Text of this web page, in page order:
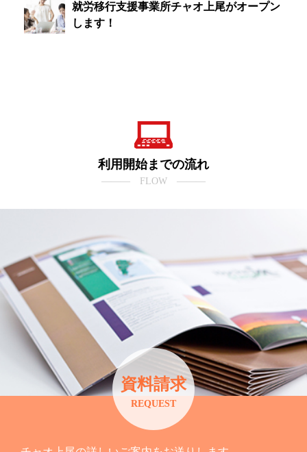
就労移行支援事業所チャオ上尾がオープン
します！
利用開始までの流れ
――― FLOW ―――
資料請求
REQUEST